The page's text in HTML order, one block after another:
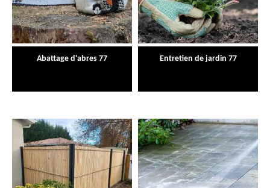
Abattage d'abres 77 Entretien de jardin 77